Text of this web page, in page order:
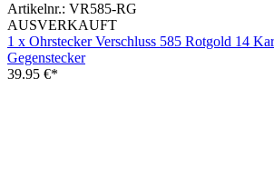
Artikelnr.: VR585-RG
AUSVERKAUFT
1 x Ohrstecker Verschluss 585 Rotgold 14
Gegenstecker
39.95 €*